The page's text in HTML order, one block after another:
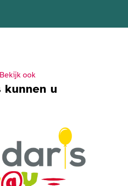
Bekijk ook
kunnen u